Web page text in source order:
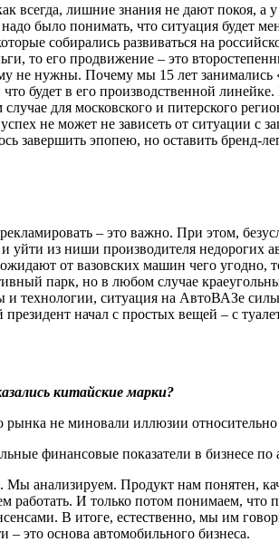
всегда, лишние знания не дают покоя,
было понимать, что ситуация будет
собирались развиваться на
то его продвижение – это
не нужны. Почему мы 15 лет
будет в его производственной
для московского и питерского
не может не зависеть от ситуации с
завершить эпопею, но оставить бренд-
– это важно. При этом,
из ниши производителя недорогих
от вазовских машин чего
парк, но в любом случае
и технологии, ситуация на АвтоВАЗе
начал с простых вещей – с
китайские марки?
рынка не миновали иллюзии
финансовые показатели в бизнесе
Мы анализируем. Продукт нам понятен,
И только потом понимаем, что
В итоге, естественно, мы им
– это основа автомобильного бизнеса.